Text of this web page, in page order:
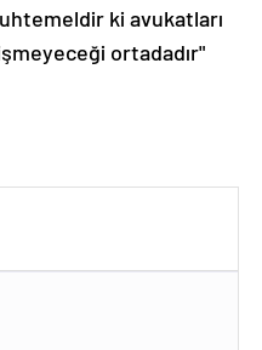
ki avukatları
ortadadır"